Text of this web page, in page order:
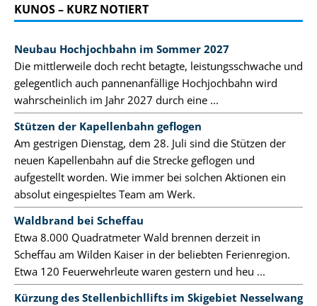
KUNOS – KURZ NOTIERT
Neubau Hochjochbahn im Sommer 2027
Die mittlerweile doch recht betagte, leistungsschwache und
gelegentlich auch pannenanfällige Hochjochbahn wird
wahrscheinlich im Jahr 2027 durch eine ...
Stützen der Kapellenbahn geflogen
Am gestrigen Dienstag, dem 28. Juli sind die Stützen der
neuen Kapellenbahn auf die Strecke geflogen und
aufgestellt worden. Wie immer bei solchen Aktionen ein
absolut eingespieltes Team am Werk.
Waldbrand bei Scheffau
Etwa 8.000 Quadratmeter Wald brennen derzeit in
Scheffau am Wilden Kaiser in der beliebten Ferienregion.
Etwa 120 Feuerwehrleute waren gestern und heu ...
Kürzung des Stellenbichllifts im Skigebiet Nesselwang